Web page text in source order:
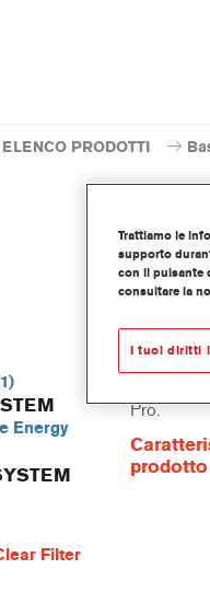
ELENCO PRODOTTI
Energy
Filter
Pro.
prodotto
Trattiamo le
supporto
con il pulsante
consultare la
I tuoi diritti